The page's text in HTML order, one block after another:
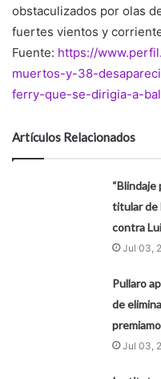
obstaculizados por olas
fuertes vientos y
Fuente: https://
muertos-y-38-
ferry-que-se-dirigia-a-
Artículos Relacionados
“Blindaje
titular de
contra
Jul 03,
Pullaro
de
Jul 03,